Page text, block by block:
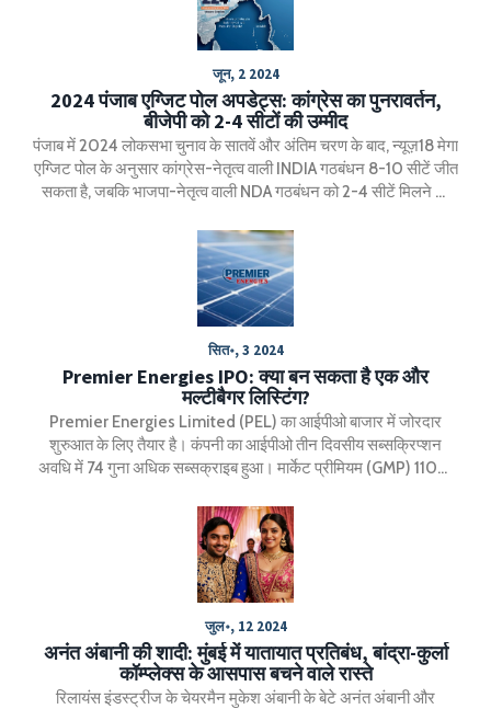
जून, 2 2024
2024 पंजाब एग्जिट पोल अपडेट्स: कांग्रेस का पुनरावर्तन,
बीजेपी को 2-4 सीटों की उम्मीद
पंजाब में 2024 लोकसभा चुनाव के सातवें और अंतिम चरण के बाद, न्यूज़18 मेगा
एग्जिट पोल के अनुसार कांग्रेस-नेतृत्व वाली INDIA गठबंधन 8-10 सीटें जीत
सकता है, जबकि भाजपा-नेतृत्व वाली NDA गठबंधन को 2-4 सीटें मिलने की
कुल 13 लोकसभा क्षेत्र हैं।
सित॰, 3 2024
Premier Energies IPO: क्या बन सकता है एक और
मल्टीबैगर लिस्टिंग?
Premier Energies Limited (PEL) का आईपीओ बाजार में जोरदार
शुरुआत के लिए तैयार है। कंपनी का आईपीओ तीन दिवसीय सब्सक्रिप्शन
अवधि में 74 गुना अधिक सब्सक्राइब हुआ। मार्केट प्रीमियम (GMP) 110%
सबसे बड़ा सोलर सेल और मॉड्यूल निर्माता बन चुका है, जिसकी वार्षिक स्थापित
क्षमता 2 GW सोलर सेल्स और 4.13 GW मॉड्यूल्स की है।
जुल॰, 12 2024
अनंत अंबानी की शादी: मुंबई में यातायात प्रतिबंध, बांद्रा-कुर्ला
कॉम्प्लेक्स के आसपास बचने वाले रास्ते
रिलायंस इंडस्ट्रीज के चेयरमैन मुकेश अंबानी के बेटे अनंत अंबानी और